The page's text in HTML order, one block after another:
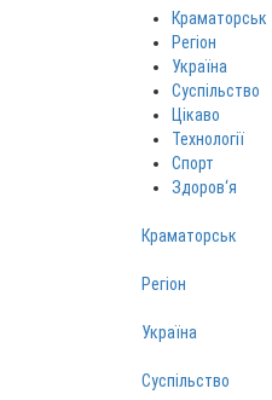
Краматорськ
Регіон
Україна
Суспільство
Цікаво
Технології
Спорт
Здоров‘я
Краматорськ
Регіон
Україна
Суспільство